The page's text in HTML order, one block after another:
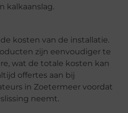
kalkaanslag.
kosten van de installatie.
zijn eenvoudiger te
wat de totale kosten kan
offertes aan bij
in Zoetermeer voordat
neemt.